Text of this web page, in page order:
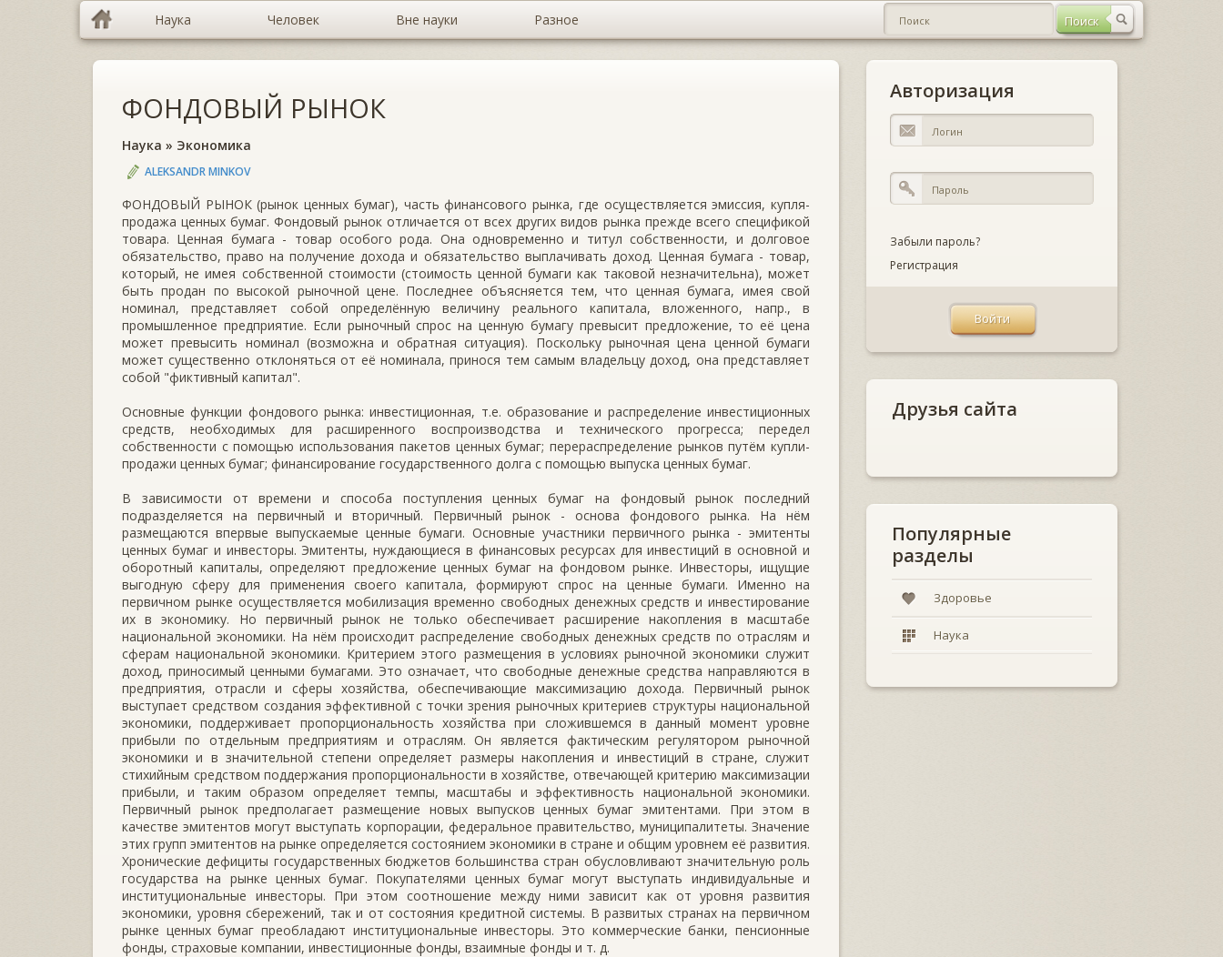
Наука Человек Вне науки Разное
ФОНДОВЫЙ РЫНОК
Наука » Экономика
ALEKSANDR MINKOV
ФОНДОВЫЙ РЫНОК (рынок ценных бумаг), часть финансового рынка, где осуществляется эмиссия, купля-
продажа ценных бумаг. Фондовый рынок отличается от всех других видов рынка прежде всего спецификой
товара. Ценная бумага - товар особого рода. Она одновременно и титул собственности, и долговое
обязательство, право на получение дохода и обязательство выплачивать доход. Ценная бумага - товар,
который, не имея собственной стоимости (стоимость ценной бумаги как таковой незначительна), может
быть продан по высокой рыночной цене. Последнее объясняется тем, что ценная бумага, имея свой
номинал, представляет собой определённую величину реального капитала, вложенного, напр., в
промышленное предприятие. Если рыночный спрос на ценную бумагу превысит предложение, то её цена
может превысить номинал (возможна и обратная ситуация). Поскольку рыночная цена ценной бумаги
может существенно отклоняться от её номинала, принося тем самым владельцу доход, она представляет
собой "фиктивный капитал".
Основные функции фондового рынка: инвестиционная, т.е. образование и распределение инвестиционных
средств, необходимых для расширенного воспроизводства и технического прогресса; передел
собственности с помощью использования пакетов ценных бумаг; перераспределение рынков путём купли-
продажи ценных бумаг; финансирование государственного долга с помощью выпуска ценных бумаг.
В зависимости от времени и способа поступления ценных бумаг на фондовый рынок последний
подразделяется на первичный и вторичный. Первичный рынок - основа фондового рынка. На нём
размещаются впервые выпускаемые ценные бумаги. Основные участники первичного рынка - эмитенты
ценных бумаг и инвесторы. Эмитенты, нуждающиеся в финансовых ресурсах для инвестиций в основной и
оборотный капиталы, определяют предложение ценных бумаг на фондовом рынке. Инвесторы, ищущие
выгодную сферу для применения своего капитала, формируют спрос на ценные бумаги. Именно на
первичном рынке осуществляется мобилизация временно свободных денежных средств и инвестирование
их в экономику. Но первичный рынок не только обеспечивает расширение накопления в масштабе
национальной экономики. На нём происходит распределение свободных денежных средств по отраслям и
сферам национальной экономики. Критерием этого размещения в условиях рыночной экономики служит
доход, приносимый ценными бумагами. Это означает, что свободные денежные средства направляются в
предприятия, отрасли и сферы хозяйства, обеспечивающие максимизацию дохода. Первичный рынок
выступает средством создания эффективной с точки зрения рыночных критериев структуры национальной
экономики, поддерживает пропорциональность хозяйства при сложившемся в данный момент уровне
прибыли по отдельным предприятиям и отраслям. Он является фактическим регулятором рыночной
экономики и в значительной степени определяет размеры накопления и инвестиций в стране, служит
стихийным средством поддержания пропорциональности в хозяйстве, отвечающей критерию максимизации
прибыли, и таким образом определяет темпы, масштабы и эффективность национальной экономики.
Первичный рынок предполагает размещение новых выпусков ценных бумаг эмитентами. При этом в
качестве эмитентов могут выступать корпорации, федеральное правительство, муниципалитеты. Значение
этих групп эмитентов на рынке определяется состоянием экономики в стране и общим уровнем её развития.
Хронические дефициты государственных бюджетов большинства стран обусловливают значительную роль
государства на рынке ценных бумаг. Покупателями ценных бумаг могут выступать индивидуальные и
институциональные инвесторы. При этом соотношение между ними зависит как от уровня развития
экономики, уровня сбережений, так и от состояния кредитной системы. В развитых странах на первичном
рынке ценных бумаг преобладают институциональные инвесторы. Это коммерческие банки, пенсионные
фонды, страховые компании, инвестиционные фонды, взаимные фонды и т. д.
Авторизация
Забыли пароль?
Регистрация
Друзья сайта
Популярные
разделы
Здоровье
Наука